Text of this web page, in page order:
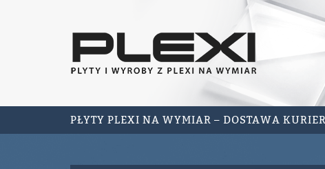
PŁYTY PLEXI NA WYMIAR – DOSTAWA